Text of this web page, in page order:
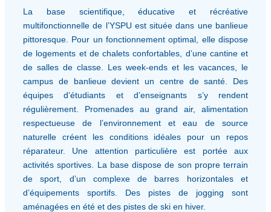
La base scientifique, éducative et récréative
multifonctionnelle de l’YSPU est située dans une banlieue
pittoresque. Pour un fonctionnement optimal, elle dispose
de logements et de chalets confortables, d’une cantine et
de salles de classe. Les week-ends et les vacances, le
campus de banlieue devient un centre de santé. Des
équipes d’étudiants et d’enseignants s’y rendent
régulièrement. Promenades au grand air, alimentation
respectueuse de l’environnement et eau de source
naturelle créent les conditions idéales pour un repos
réparateur. Une attention particulière est portée aux
activités sportives. La base dispose de son propre terrain
de sport, d’un complexe de barres horizontales et
d’équipements sportifs. Des pistes de jogging sont
aménagées en été et des pistes de ski en hiver.